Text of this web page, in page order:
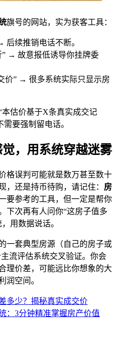
旗号的网站，实为获客工具：
续推销电话不断。
” → 故意报低诱导你挂牌委
价” → 很多系统实际只显示房
估价基于X条真实成交记
要强制留电话。
，用系统穿越迷雾
格误判可能就是数万甚至数十
，还是持币待购，请记住： 房
要参考的工具，但一定是帮你
下次再有人问你“这房子值多
用数据说话。
一套典型房源（自己的房子或
流评估系统交叉验证。你会
理价差，可能远比你想象的大
空间。
多少？揭秘真实成交价
：3分钟精准掌握房产价值